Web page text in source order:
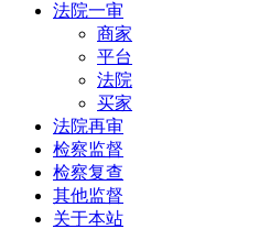
法院一审
商家
平台
法院
买家
法院再审
检察监督
检察复查
其他监督
关于本站